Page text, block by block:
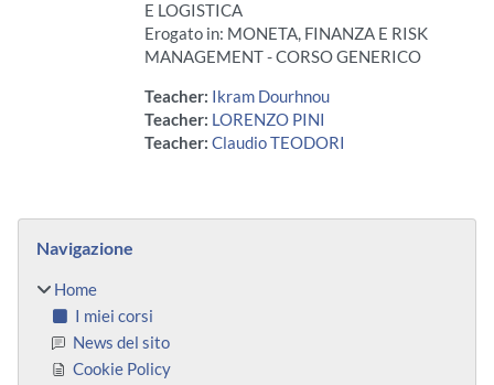
E LOGISTICA
Erogato in: MONETA, FINANZA E RISK
MANAGEMENT - CORSO GENERICO
Teacher: Ikram Dourhnou
Teacher: LORENZO PINI
Teacher: Claudio TEODORI
Blocchi
Navigazione
Home
I miei corsi
News del sito
Cookie Policy